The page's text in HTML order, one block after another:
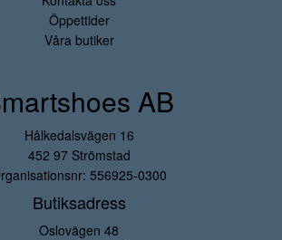
Öppettider
Våra butiker
AB
Hålkedalsvägen 16
452 97 Strömstad
556925-0300
Butiksadress
Oslovägen 48